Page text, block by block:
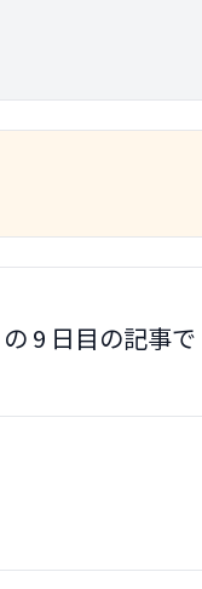
の 9 日目の記事で